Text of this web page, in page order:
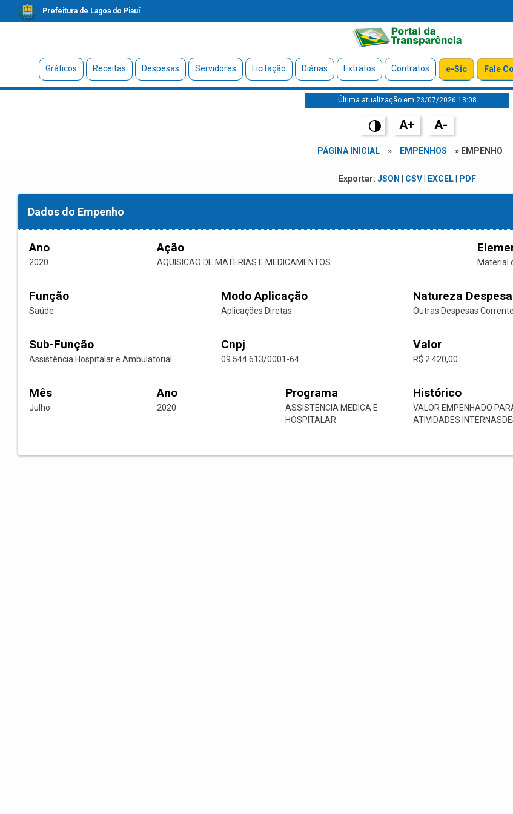
Prefeitura de Lagoa do Piauí
Gráficos Receitas Despesas Servidores Licitação Diárias Extratos Contratos e-Sic Fale
Última atualização em 23/07/2026 13:08
A+ A-
PÁGINA INICIAL » EMPENHOS » EMPENHO
Exportar: JSON CSV| EXCEL| PDF
Dados do Empenho
Ano
2020
Ação
AQUISICAO DE MATERIAS E MEDICAMENTOS Material
Função
Saúde
Modo Aplicação
Aplicações Diretas
Natureza Despesa
Outras Despesas
Sub-Função
Assistência Hospitalar e Ambulatorial
Cnpj
09.544.613/0001-64
Valor
R$ 2.420,00
Mês
Julho
Ano
2020
Programa
ASSISTENCIA MEDICA E
HOSPITALAR
Histórico
VALOR EMPENHADO
ATIVIDADES